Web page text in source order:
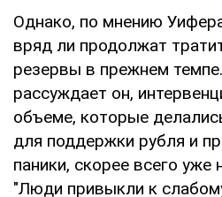
Однако, по мнению
вряд ли продолжат
резервы в прежнем
рассуждает он,
объеме, которые
для поддержки рубля и
паники, скорее всего уже
"Люди привыкли к